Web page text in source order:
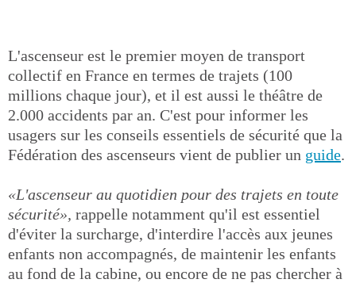
L'ascenseur est le premier moyen de transport
collectif en France en termes de trajets (100
millions chaque jour), et il est aussi le théâtre de
2.000 accidents par an. C'est pour informer les
usagers sur les conseils essentiels de sécurité que la
Fédération des ascenseurs vient de publier un guide.
«L'ascenseur au quotidien pour des trajets en toute
sécurité», rappelle notamment qu'il est essentiel
d'éviter la surcharge, d'interdire l'accès aux jeunes
enfants non accompagnés, de maintenir les enfants
au fond de la cabine, ou encore de ne pas chercher à